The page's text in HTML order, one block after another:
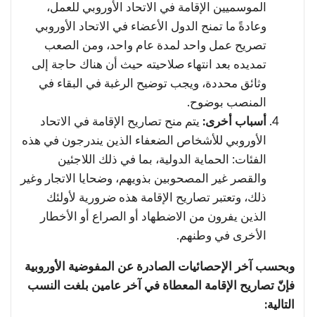
الموسميين الإقامة في الاتحاد الأوروبي للعمل،
وعادةً ما تمنح الدول الأعضاء في الاتحاد الأوروبي
تصريح عمل واحد لمدة عام واحد، ومن الصعب
تمديده بعد انتهاء صلاحيته حيث أن هناك حاجة إلى
وثائق محددة، ويجب توضيح الرغبة في البقاء في
المنصب بوضوح.
أسباب أخرى: يتم منح تصاريح الإقامة في الاتحاد
الأوروبي للأشخاص الضعفاء الذين يندرجون في هذه
الفئات: الحماية الدولية، بما في ذلك اللاجئين
والقصر غير المصحوبين بذويهم، وضحايا الاتجار وغير
ذلك، وتعتبر تصاريح الإقامة هذه ضرورية لأولئك
الذين يفرون من الاضطهاد أو الصراع أو الأخطار
الأخرى في وطنهم.
وبحسب آخر الإحصائيات الصادرة عن المفوضية الأوروبية
فإنّ تصاريح الإقامة المعطاة في آخر عامين بلغت النسب
التالية: